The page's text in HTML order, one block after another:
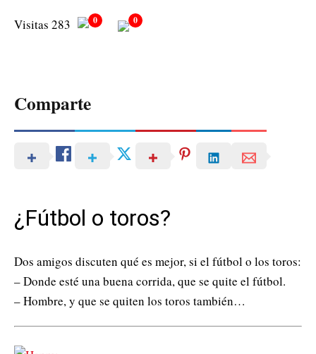
Visitas 283 0 0
Comparte
¿Fútbol o toros?
Dos amigos discuten qué es mejor, si el fútbol o los toros:
– Donde esté una buena corrida, que se quite el fútbol.
– Hombre, y que se quiten los toros también…